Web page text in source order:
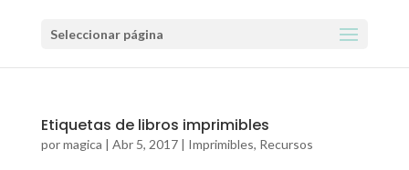
Seleccionar página
Etiquetas de libros imprimibles
pormagica | Abr 5, 2017| Imprimibles, Recursos